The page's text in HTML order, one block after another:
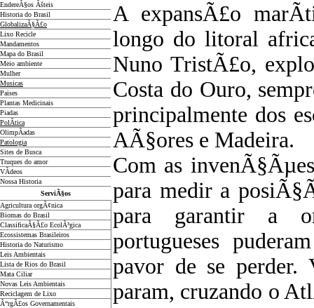
EndereÃ§os Ãšteis
Historia do Brasil
GlobalizaÃ§Ã£o
Lixo Recicle
Mandamentos
Mapa do Brasil
Meio ambiente
Mulher
Musicas
Paises
Plantas Medicinais
Piadas
PolÃ­tica
OlimpÃ­adas
Patologia
Sites de Busca
Truques do amor
VÃ­deos
Nossa Historia
ServiÃ§os
Agricultura orgÃ¢nica
Biomas do Brasil
ClassificaÃ§Ã£o EcolÃ³gica
Ecossistemas Brasileiros
Historia do Naturismo
Leis Ambientais
Lista de Rios do Brasil
Mata Ciliar
Novas Leis Ambientais
Reciclagem de Lixo
Ã“rgÃ£os Governamentais
A expansÃ£o
longo do litoral
Nuno TristÃ£o,
Costa do Ouro,
principalmente dos
AÃ§ores e Madeira.
Com as
para medir a
para garantir a
portugueses
pavor de se perder.
param, cruzando o